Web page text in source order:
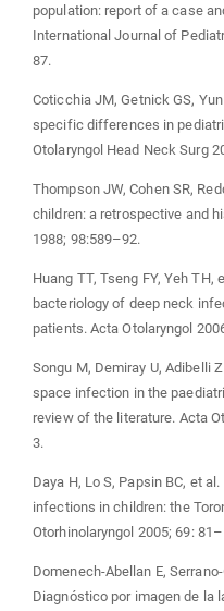
population: report of a case
International Journal of
87.
Coticchia JM, Getnick GS,
specific differences in
Otolaryngol Head Neck Surg
Thompson JW, Cohen SR,
children: a retrospective and
1988; 98:589–92.
Huang TT, Tseng FY, Yeh
bacteriology of deep neck
patients. Acta Otolaryngol
Songu M, Demiray U, Adibelli
space infection in the
review of the literature. Acta
3.
Daya H, Lo S, Papsin BC, et
infections in children: the
Otorhinolaryngol 2005; 69: 81–
Domenech-Abellan E,
Diagnóstico por imagen de la